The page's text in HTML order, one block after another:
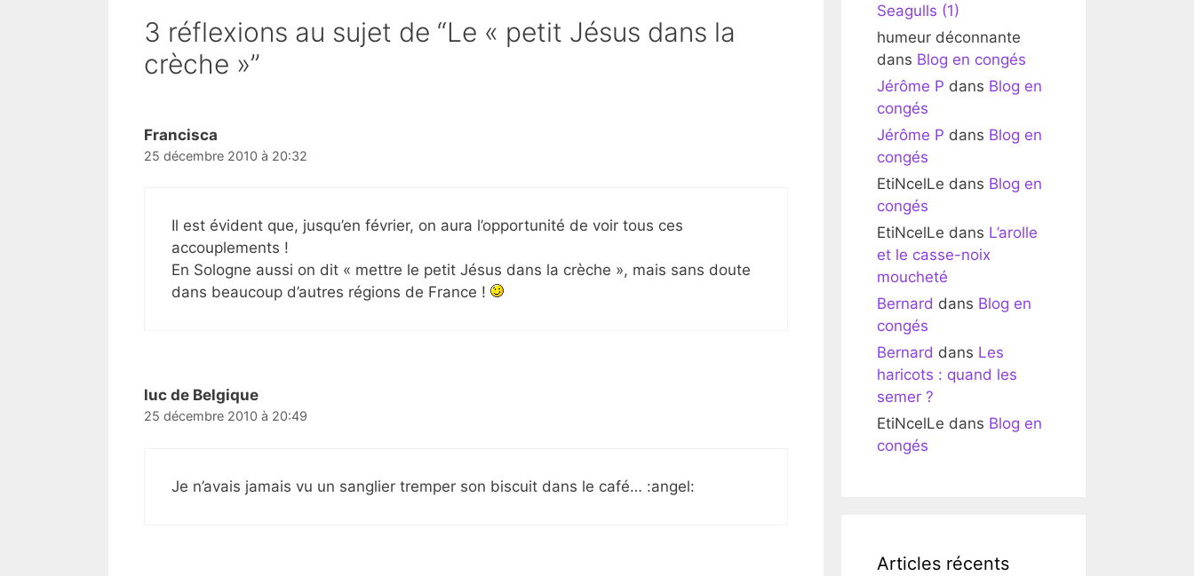
3 réflexions au sujet de “Le « petit Jésus dans la
crèche »”
Francisca
25 décembre 2010 à 20:32
Il est évident que, jusqu’en février, on aura l’opportunité de voir tous ces
accouplements !
En Sologne aussi on dit « mettre le petit Jésus dans la crèche », mais sans doute
dans beaucoup d’autres régions de France !
luc de Belgique
25 décembre 2010 à 20:49
Je n’avais jamais vu un sanglier tremper son biscuit dans le café… :angel:
Seagulls (1)
humeur déconnante
dans Blog en congés
Jérôme P dans Blog en
congés
Jérôme P dans Blog en
congés
EtiNcelLe dans Blog en
congés
EtiNcelLe dans L’arolle
et le casse-noix
moucheté
Bernard dans Blog en
congés
Bernard dans Les
haricots : quand les
semer ?
EtiNcelLe dans Blog en
congés
Articles récents